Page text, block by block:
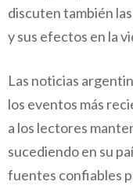
discuten también
y sus efectos en la
Las noticias
los eventos más
a los lectores
sucediendo en su
fuentes confiables